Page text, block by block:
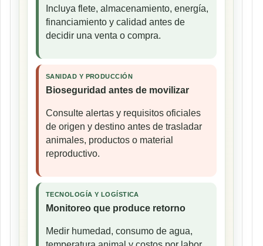
Incluya flete, almacenamiento, energía,
financiamiento y calidad antes de
decidir una venta o compra.
SANIDAD Y PRODUCCIÓN
Bioseguridad antes de movilizar
Consulte alertas y requisitos oficiales
de origen y destino antes de trasladar
animales, productos o material
reproductivo.
TECNOLOGÍA Y LOGÍSTICA
Monitoreo que produce retorno
Medir humedad, consumo de agua,